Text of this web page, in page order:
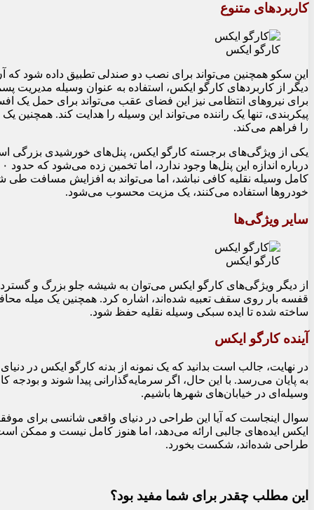
کاربردهای متنوع
کارگو ایکس
این سکو همچنین می‌تواند برای نصب دو صندلی تطبیق داده شود
دیگر از کاربردهای کارگو ایکس، استفاده به عنوان وسیله
برای نیروهای انتظامی نیز این فضای عقب می‌تواند برای حمل یک
پیکربندی، تنها یک راننده می‌تواند این وسیله را هدایت کند.
را فراهم می‌کند.
یکی از ویژگی‌های برجسته کارگو ایکس، پنل‌های خورشیدی بزرگی
کامل وسیله نقلیه کافی نباشد، اما می‌تواند به افزایش مسافت
خودروها استفاده می‌کنند، یک مزیت محسوب می‌شود.
سایر ویژگی‌ها
کارگو ایکس
از دیگر ویژگی‌های کارگو ایکس می‌توان به شیشه جلو بزرگ و
قفسه بار روی سقف تعبیه شده‌اند، اشاره کرد. همچنین یک میله
ساخته شده تا ایده سبکی وسیله نقلیه حفظ شود.
آینده کارگو ایکس
در نهایت، جالب است بدانید که یک نمونه از بدنه کارگو ایکس در
به پایان می‌رسد. با این حال، اگر سرمایه‌گذارانی پیدا شوند و
وسیله‌ای در خیابان‌های شهرها باشیم.
سوال اینجاست که آیا این طراحی در دنیای واقعی شانسی برای
ایکس ایده‌های جالبی ارائه می‌دهد، اما هنوز کامل نیست و ممکن
طراحی شده‌اند، شکست بخورد.
این مطلب چقدر برای شما مفید بود؟